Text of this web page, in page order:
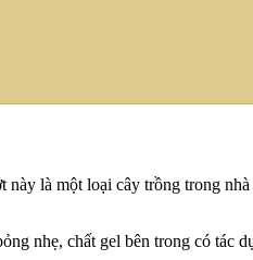
là một loại cây trồng trong
nhẹ, chất gel bên trong có tác